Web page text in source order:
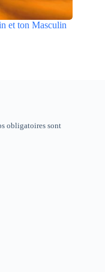
et ton Masculin
obligatoires sont